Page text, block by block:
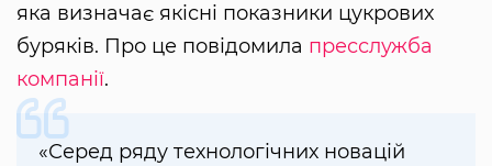
яка визначає якісні показники цукрових
буряків. Про це повідомила пресслужба
компанії.
«Серед ряду технологічних новацій